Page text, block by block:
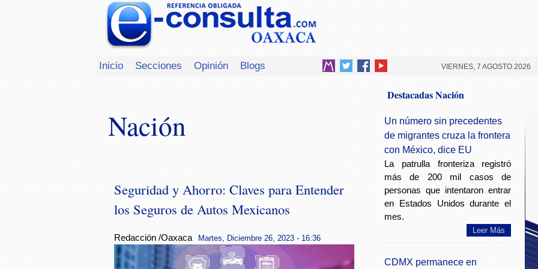
Inicio Secciones Opinión Blogs VIERNES, 7 AGOSTO 2026
Nación
Seguridad y Ahorro: Claves para Entender
los Seguros de Autos Mexicanos
Redacción /Oaxaca Martes, Diciembre 26, 2023 - 16:36
Destacadas Nación
Un número sin precedentes
de migrantes cruza la frontera
con México, dice EU
La patrulla fronteriza registró
más de 200 mil casos de
personas que intentaron entrar
en Estados Unidos durante el
mes.
Leer Más
CDMX permanece en